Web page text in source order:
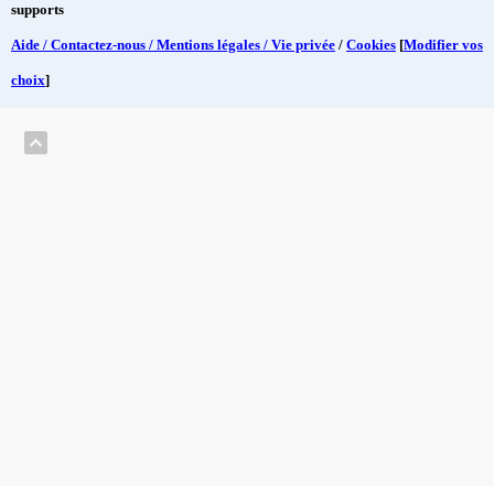
supports
Aide / Contactez-nous / Mentions légales / Vie privée / Cookies [Modifier vos
choix]